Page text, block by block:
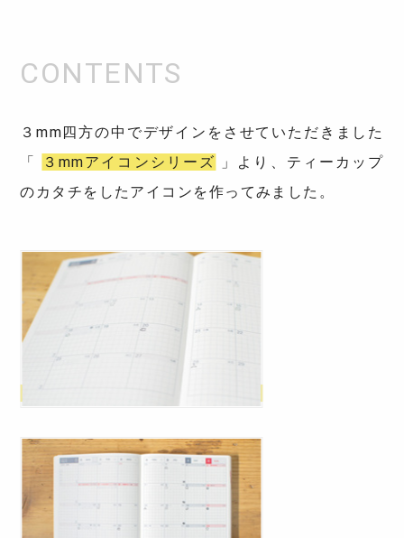
３mm四方の中でデザインをさせていただきました
「
３mmアイコンシリーズ
」より、ティーカップ
のカタチをしたアイコンを作ってみました。